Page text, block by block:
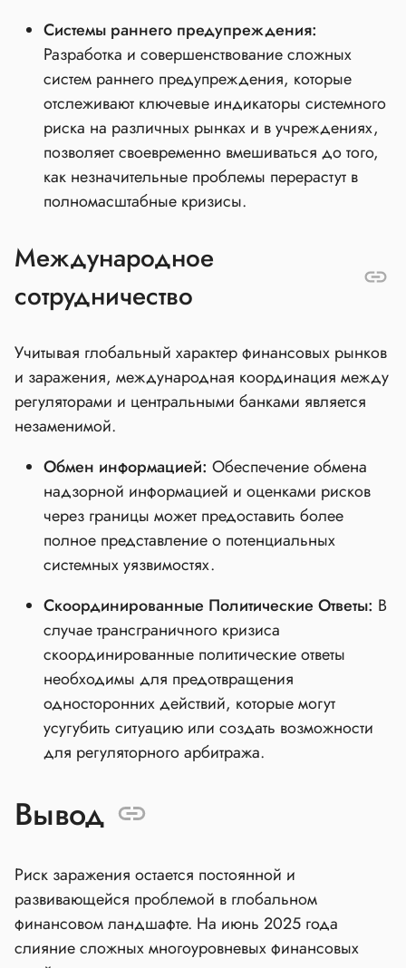
Системы раннего предупреждения:
Разработка и совершенствование сложных
систем раннего предупреждения, которые
отслеживают ключевые индикаторы системного
риска на различных рынках и в учреждениях,
позволяет своевременно вмешиваться до того,
как незначительные проблемы перерастут в
полномасштабные кризисы.
Международное
сотрудничество
Учитывая глобальный характер финансовых рынков
и заражения, международная координация между
регуляторами и центральными банками является
незаменимой.
Обмен информацией: Обеспечение обмена
надзорной информацией и оценками рисков
через границы может предоставить более
полное представление о потенциальных
системных уязвимостях.
Скоординированные Политические Ответы: В
случае трансграничного кризиса
скоординированные политические ответы
необходимы для предотвращения
односторонних действий, которые могут
усугубить ситуацию или создать возможности
для регуляторного арбитража.
Вывод
Риск заражения остается постоянной и
развивающейся проблемой в глобальном
финансовом ландшафте. На июнь 2025 года
слияние сложных многоуровневых финансовых